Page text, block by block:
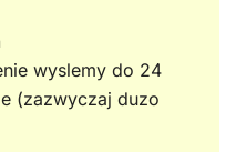
wyslemy do 24
(zazwyczaj duzo